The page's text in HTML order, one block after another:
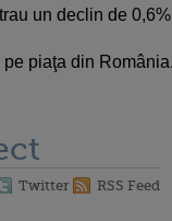
un declin de
piaţa din România.
Twitter RSS Feed